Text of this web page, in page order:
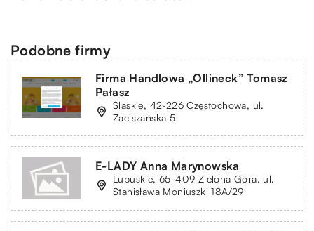
Podobne firmy
Firma Handlowa „Ollineck” Tomasz
Pałasz
Śląskie, 42-226 Częstochowa, ul.
Zaciszańska 5
E-LADY Anna Marynowska
Lubuskie, 65-409 Zielona Góra, ul.
Stanisława Moniuszki 18A/29